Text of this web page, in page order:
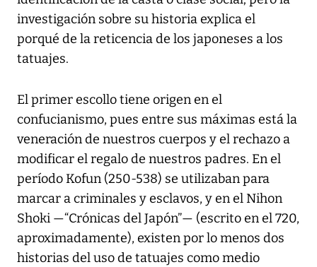
investigación sobre su historia explica el
porqué de la reticencia de los japoneses a los
tatuajes.
El primer escollo tiene origen en el
confucianismo, pues entre sus máximas está la
veneración de nuestros cuerpos y el rechazo a
modificar el regalo de nuestros padres. En el
período Kofun (250-538) se utilizaban para
marcar a criminales y esclavos, y en el Nihon
Shoki —“Crónicas del Japón”— (escrito en el 720,
aproximadamente), existen por lo menos dos
historias del uso de tatuajes como medio